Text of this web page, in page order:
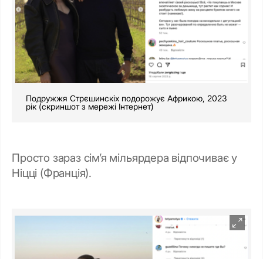
Подружжя Стрєшинскіх подорожує Африкою, 2023
рік (скриншот з мережі Інтернет)
Просто зараз сім’я мільярдера відпочиває у
Ніцці (Франція).